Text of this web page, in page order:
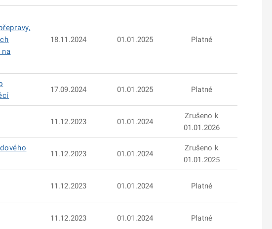
18.11.2024 01.01.2025 Platné
17.09.2024 01.01.2025 Platné
11.12.2023 01.01.2024
Zrušeno k
01.01.2026
11.12.2023 01.01.2024
Zrušeno k
01.01.2025
11.12.2023 01.01.2024 Platné
11.12.2023 01.01.2024 Platné